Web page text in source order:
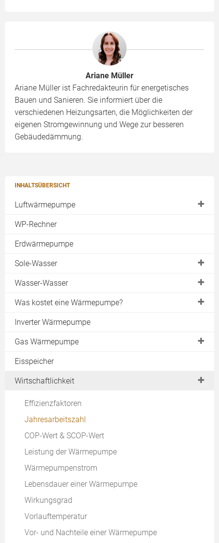
INHALTSÜBERSICHT
Luftwärmepumpe
Außenaufstellung
Luftwärmepumpe Innenaufstellung
Abluftwärmepumpe
Luft-Luft-Wärmepumpe
Förderung
Vor- & Nachteile Luft-Wasser-Wärmepumpe
Erfahrungen
WP-Rechner
Erdwärmepumpe
Sole-Wasser
Erdreich
Geothermie
Erdwärmekörbe
Erdsonde
Energiezaun
Bohrung
Wasser-Wasser
Brunnen
Grundwasser
Was kostet eine Wärmepumpe?
Sole-Wasser
Wasser-Wasser
Luft-Luft
Inverter Wärmepumpe
Gas Wärmepumpe
Gasmotor
Absorptionswärmepumpe
Hersteller
Eisspeicher
Wirtschaftlichkeit
Effizienzfaktoren
Jahresarbeitszahl
COP-Wert & SCOP-Wert
Leistung der Wärmepumpe
Wärmepumpenstrom
Lebensdauer einer Wärmepumpe
Wirkungsgrad
Vorlauftemperatur
Vor- und Nachteile einer Wärmepumpe
Ariane Müller
Ariane Müller ist Fachredakteurin für energetisches
Bauen und Sanieren. Sie informiert über die
verschiedenen Heizungsarten, die Möglichkeiten der
eigenen Stromgewinnung und Wege zur besseren
Gebäudedämmung.